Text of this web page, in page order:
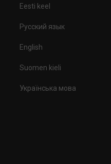
Eesti keel
Русский язык
English
Suomen kieli
Українська мова